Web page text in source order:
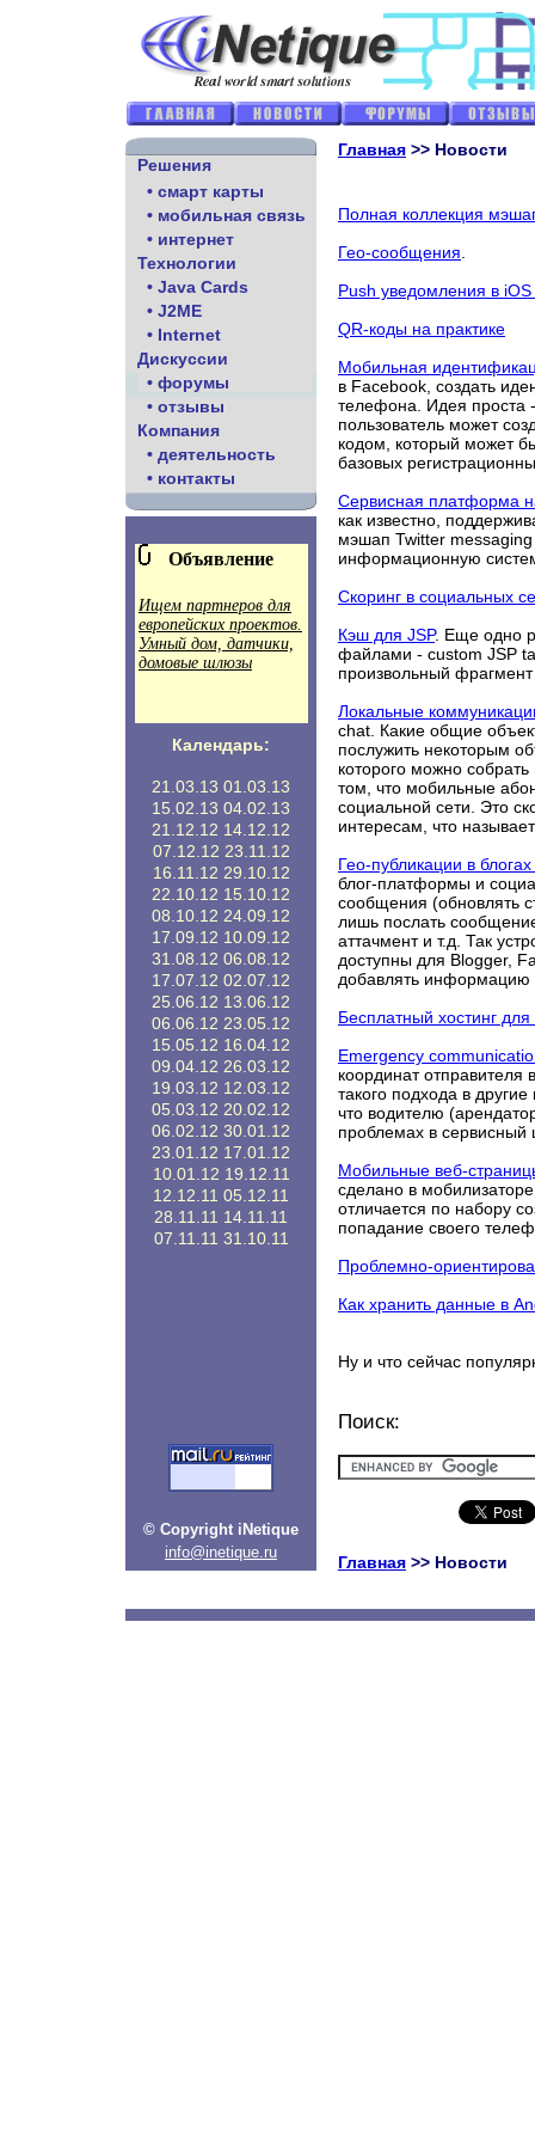
Решения
• смарт карты
• мобильная связь
• интернет
Технологии
• Java Cards
• J2ME
• Internet
Дискуссии
• форумы
• отзывы
Компания
• деятельность
• контакты
Объявление
Ищем партнеров для
европейских проектов.
Умный дом, датчики,
домовые шлюзы
Календарь:
21.03.13 01.03.13
15.02.13 04.02.13
21.12.12 14.12.12
07.12.12 23.11.12
16.11.12 29.10.12
22.10.12 15.10.12
08.10.12 24.09.12
17.09.12 10.09.12
31.08.12 06.08.12
17.07.12 02.07.12
25.06.12 13.06.12
06.06.12 23.05.12
15.05.12 16.04.12
09.04.12 26.03.12
19.03.12 12.03.12
05.03.12 20.02.12
06.02.12 30.01.12
23.01.12 17.01.12
10.01.12 19.12.11
12.12.11 05.12.11
28.11.11 14.11.11
07.11.11 31.10.11
© Copyright iNetique
info@inetique.ru
Главная >> Новости
Полная коллекция
Гео-сообщения
Push уведомления в
QR-коды на практике
Мобильная
в Facebook, создать
телефона. Идея проста
пользователь может
кодом, который может
базовых
Сервисная платформа
как известно,
мэшап Twitter messaging
информационную
Скоринг в социальных
Кэш для JSP. Еще одно
файлами - custom JSP
произвольный фрагмент
Локальные
chat. Какие общие
послужить некоторым
которого можно
том, что мобильные
социальной сети. Это
интересам, что
Гео-публикации в
блог-платформы и
сообщения (обновлять
лишь послать
аттачмент и т.д. Так
доступны для Blogger,
добавлять информацию
Бесплатный хостинг
Emergency
координат
такого подхода в
что водителю
проблемах в
Мобильные веб-
сделано в
отличается по набору
попадание своего
Проблемно-
Как хранить данные в
Ну и что сейчас
Поиск:
Главная >> Новости